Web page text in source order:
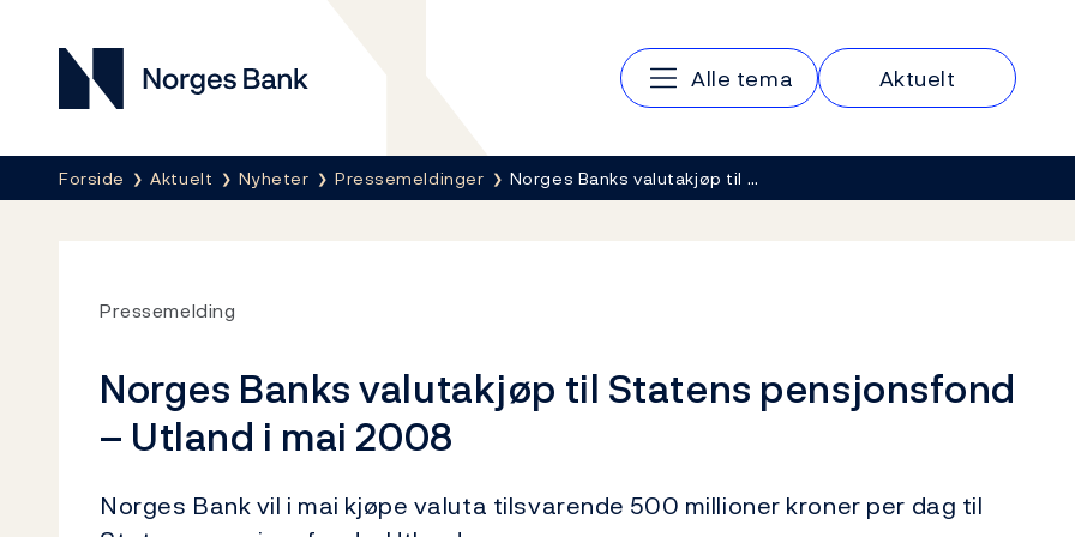
Norges Bank
Hovedmeny
Alle tema Aktuelt
Her er du nå:
Forside Aktuelt Nyheter Pressemeldinger Norges Banks valutakjøp til …
Pressemelding
Norges Banks valutakjøp til Statens pensjonsfond
– Utland i mai 2008
Norges Bank vil i mai kjøpe valuta tilsvarende 500 millioner kroner per dag til